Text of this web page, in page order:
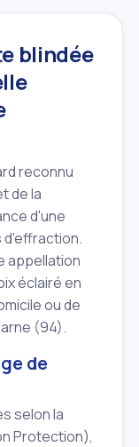
blindée
reconnu
de la
d'une
d'effraction.
appellation
éclairé en
ou de
(94).
de
selon la
Protection),